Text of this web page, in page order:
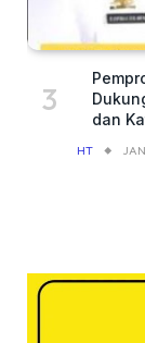
dan
HT